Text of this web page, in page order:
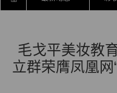
毛戈平美妆教
立群荣膺凤凰网